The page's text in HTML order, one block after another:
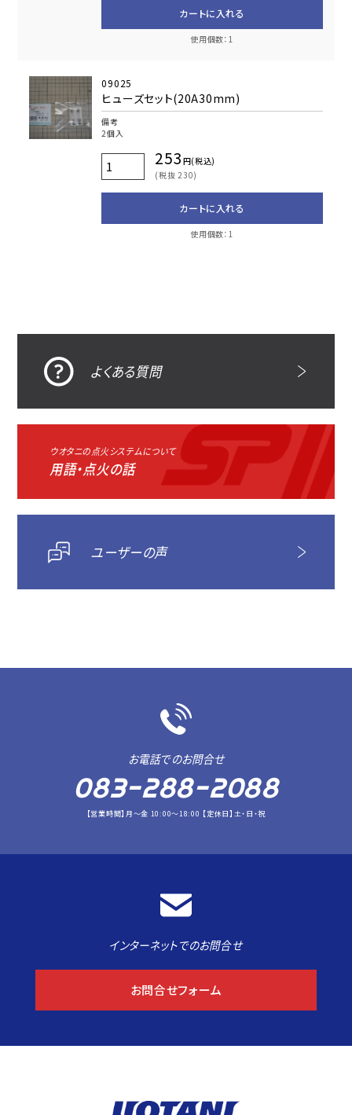
カートに入れる
使用個数：1
09025
ヒューズセット(20A30mm)
備考
2個入
253 円(税込)
(税抜 230)
カートに入れる
使用個数：1
よくある質問
ウオタニの点火システムについて
用語・点火の話
ユーザーの声
お電話でのお問合せ
083-288-2088
【営業時間】月～金 10:00～18:00 【定休日】土・日・祝
インターネットでのお問合せ
お問合せフォーム